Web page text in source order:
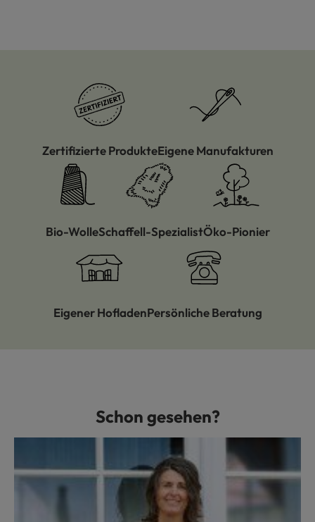
Zertifizierte ProdukteEigene Manufakturen
Bio-WolleSchaffell-SpezialistÖko-Pionier
Eigener HofladenPersönliche Beratung
Produktgalerie überspringenSchon gesehen?